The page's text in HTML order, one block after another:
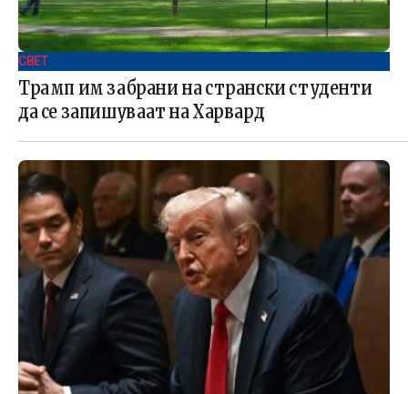
СВЕТ .
Трамп им забрани на странски студенти
да се запишуваат на Харвард